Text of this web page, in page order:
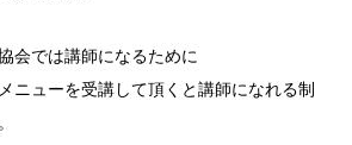
会では講師になるために
ニューを受講して頂くと講師になれる制